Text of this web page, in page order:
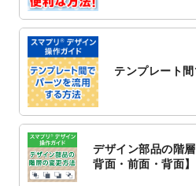
追加しました。
2022/10/20
2022/10/14
年賀ポスターの
2022/10/6
チラシ作成から
2022/10/1
2023年版1月始
テンプレート
デザイン部品の階
背面・前面・背面】